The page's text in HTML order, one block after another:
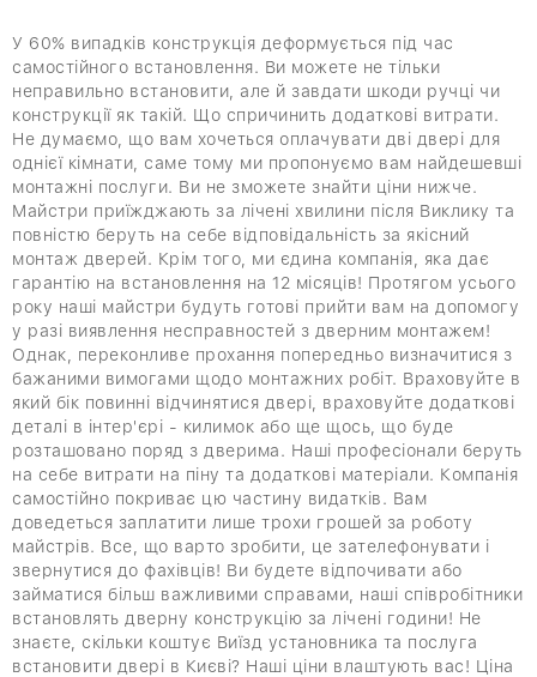
У 60% випадків конструкція деформується під час
самостійного встановлення. Ви можете не тільки
неправильно встановити, але й завдати шкоди ручці чи
конструкції як такій. Що спричинить додаткові витрати.
Не думаємо, що вам хочеться оплачувати дві двері для
однієї кімнати, саме тому ми пропонуємо вам найдешевші
монтажні послуги. Ви не зможете знайти ціни нижче.
Майстри приїжджають за лічені хвилини після Виклику та
повністю беруть на себе відповідальність за якісний
монтаж дверей. Крім того, ми єдина компанія, яка дає
гарантію на встановлення на 12 місяців! Протягом усього
року наші майстри будуть готові прийти вам на допомогу
у разі виявлення несправностей з дверним монтажем!
Однак, переконливе прохання попередньо визначитися з
бажаними вимогами щодо монтажних робіт. Враховуйте в
який бік повинні відчинятися двері, враховуйте додаткові
деталі в інтер'єрі - килимок або ще щось, що буде
розташовано поряд з дверима. Наші професіонали беруть
на себе витрати на піну та додаткові матеріали. Компанія
самостійно покриває цю частину видатків. Вам
доведеться заплатити лише трохи грошей за роботу
майстрів. Все, що варто зробити, це зателефонувати і
звернутися до фахівців! Ви будете відпочивати або
займатися більш важливими справами, наші співробітники
встановлять дверну конструкцію за лічені години! Не
знаєте, скільки коштує Виїзд установника та послуга
встановити двері в Києві? Наші ціни влаштують вас! Ціна